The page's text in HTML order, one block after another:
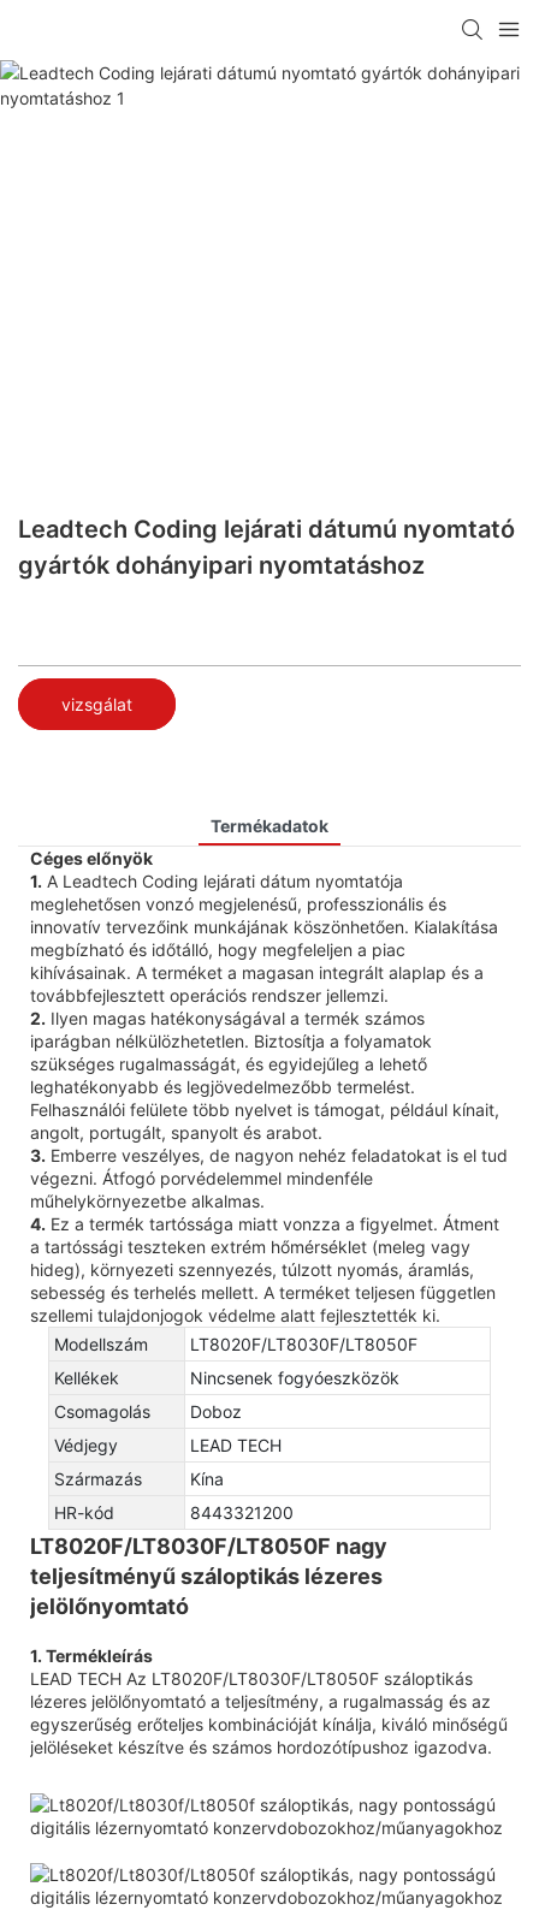
Leadtech Coding lejárati dátumú nyomtató
gyártók dohányipari nyomtatáshoz
vizsgálat
Termékadatok
Céges előnyök
1. A Leadtech Coding lejárati dátum nyomtatója
meglehetősen vonzó megjelenésű, professzionális és
innovatív tervezőink munkájának köszönhetően. Kialakítása
megbízható és időtálló, hogy megfeleljen a piac
kihívásainak. A terméket a magasan integrált alaplap és a
továbbfejlesztett operációs rendszer jellemzi.
2. Ilyen magas hatékonyságával a termék számos
iparágban nélkülözhetetlen. Biztosítja a folyamatok
szükséges rugalmasságát, és egyidejűleg a lehető
leghatékonyabb és legjövedelmezőbb termelést.
Felhasználói felülete több nyelvet is támogat, például kínait,
angolt, portugált, spanyolt és arabot.
3. Emberre veszélyes, de nagyon nehéz feladatokat is el tud
végezni. Átfogó porvédelemmel mindenféle
műhelykörnyezetbe alkalmas.
4. Ez a termék tartóssága miatt vonzza a figyelmet. Átment
a tartóssági teszteken extrém hőmérséklet (meleg vagy
hideg), környezeti szennyezés, túlzott nyomás, áramlás,
sebesség és terhelés mellett. A terméket teljesen független
szellemi tulajdonjogok védelme alatt fejlesztették ki.
Modellszám
LT8020F/LT8030F/LT8050F
Kellékek
Nincsenek fogyóeszközök
Csomagolás
Doboz
Védjegy
LEAD TECH
Származás
Kína
HR-kód
8443321200
LT8020F/LT8030F/LT8050F nagy
teljesítményű száloptikás lézeres
jelölőnyomtató
1. Termékleírás
LEAD TECH Az LT8020F/LT8030F/LT8050F száloptikás
lézeres jelölőnyomtató a teljesítmény, a rugalmasság és az
egyszerűség erőteljes kombinációját kínálja, kiváló minőségű
jelöléseket készítve és számos hordozótípushoz igazodva.